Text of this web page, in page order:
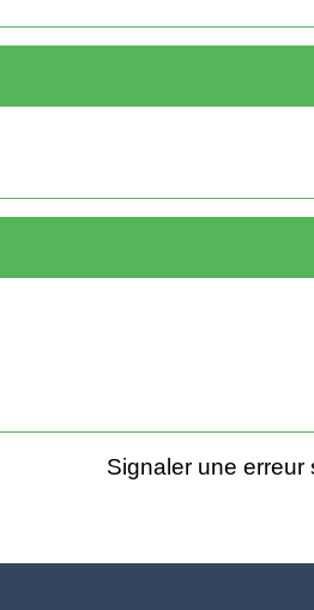
Signaler une erreur